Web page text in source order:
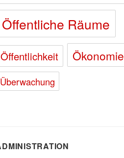
Öffentliche Räume
Öffentlichkeit Ökonomie
Überwachung